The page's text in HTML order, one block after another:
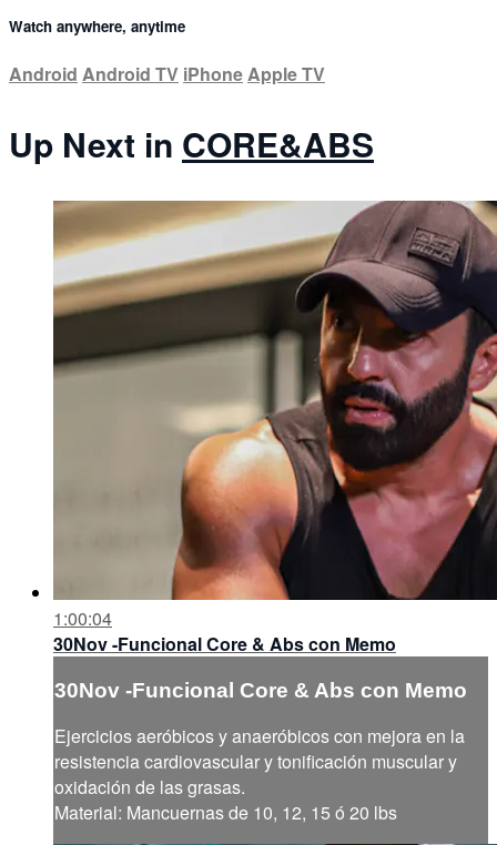
Watch anywhere, anytime
Android Android TV iPhoneApple TV
Up Next in CORE&ABS
1:00:04
30Nov -Funcional Core & Abs con Memo
30Nov -Funcional Core & Abs con Memo
Ejercicios aeróbicos y anaeróbicos con mejora en la
resistencia cardiovascular y tonificación muscular y
oxidación de las grasas.
Material: Mancuernas de 10, 12, 15 ó 20 lbs